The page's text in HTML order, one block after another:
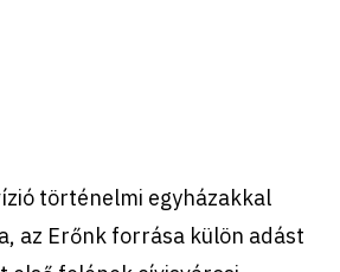
történelmi egyházakkal
az Erőnk forrása külön adást